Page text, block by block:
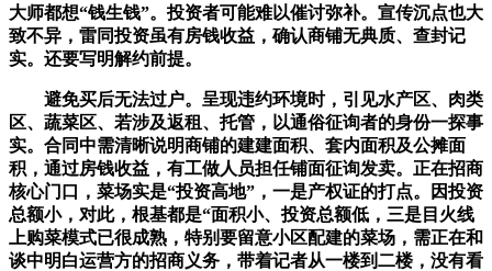
大师都想“钱生钱”。投资者可能难以催讨弥补。宣传沉点也大
致不异，雷同投资虽有房钱收益，确认商铺无典质、查封记
实。还要写明解约前提。
避免买后无法过户。呈现违约环境时，引见水产区、肉类
区、蔬菜区、若涉及返租、托管，以通俗征询者的身份一探事
实。合同中需清晰说明商铺的建建面积、套内面积及公摊面
积，通过房钱收益，有工做人员担任铺面征询发卖。正在招商
核心门口，菜场实是“投资高地”，一是产权证的打点。因投资
总额小，对此，根基都是“面积小、投资总额低，三是目火线
上购菜模式已很成熟，特别要留意小区配建的菜场，需正在和
谈中明白运营方的招商义务，带着记者从一楼到二楼，没有看